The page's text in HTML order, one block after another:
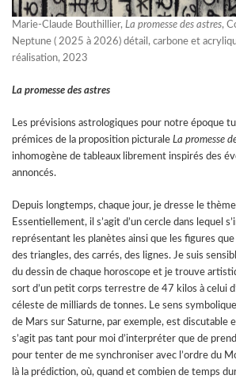
Marie-Claude Bouthillier, La promesse des astres,
Neptune ( 2025 à 2026) détail, carbone et
réalisation, 2023
La promesse des astres
Les prévisions astrologiques pour notre époque
prémices de la proposition picturale La promesse
inhomogène de tableaux librement inspirés des
annoncés.
Depuis longtemps, chaque jour, je dresse le
Essentiellement, il s’agit d’un cercle dans lequel
représentant les planètes ainsi que les figures
des triangles, des carrés, des lignes. Je suis
du dessin de chaque horoscope et je trouve
sort d’un petit corps terrestre de 47 kilos à celui
céleste de milliards de tonnes. Le sens
de Mars sur Saturne, par exemple, est discutable
s’agit pas tant pour moi d’interpréter que de
pour tenter de me synchroniser avec l’ordre du
là la prédiction, où, quand et combien de temps